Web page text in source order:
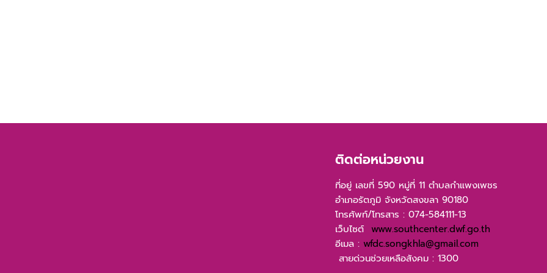
ติดต่อหน่วยงาน
ที่อยู่ เลขที่ 590 หมู่ที่ 11 ตำบลกำแพงเพชร
อำเภอรัตภูมิ จังหวัดสงขลา 90180
โทรศัพท์/โทรสาร : 074-584111-13
เว็บไซต์ www.southcenter.dwf.go.th
อีเมล : wfdc.songkhla@gmail.com
สายด่วนช่วยเหลือสังคม : 1300